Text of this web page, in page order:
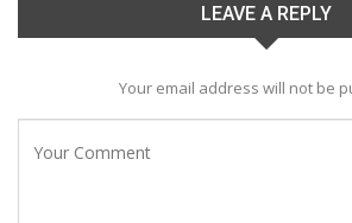
LEAVE A REPLY
Your email address will not be